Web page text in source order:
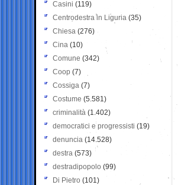
Casini (119)
Centrodestra in Liguria (35)
Chiesa (276)
Cina (10)
Comune (342)
Coop (7)
Cossiga (7)
Costume (5.581)
criminalità (1.402)
democratici e progressisti (19)
denuncia (14.528)
destra (573)
destradipopolo (99)
Di Pietro (101)